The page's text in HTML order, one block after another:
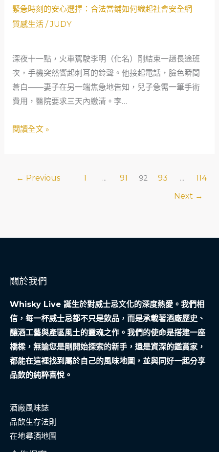
救
急
與
數
據
告
我
緊急時刻的安心選擇：合法當鋪如何織起社會安全網
質感生活/JUDY
深夜十一點，火車駕駛李明（化名）剛結束一趟長途班
次，手機突然響起刺耳的鈴聲。他接起電話，臉色瞬間
蒼白——妻子在另一端焦急地告知，兒子急需一筆手術
費用，醫院要求三天內繳清。李…
緊
急
的
安
心
選
合
全
網
閱讀全文 »
← Previous 1 ... 91 92 93 ...
114
Next →
關於我們
Whisky Live 誕生於對威士忌文化的深度熱愛。我們相
信，每一杯威士忌都不只是飲品，而是承載著酒廠歷史、
釀酒工藝與產區風土的靈魂之作。我們的使命是搭建一座
橋樑，無論您是剛開始探索的新手，還是資深的鑑賞家，
都能在這裡找到屬於自己的風味地圖，並與同好一起分享
品飲的純粹喜悅。
酒廠風味誌
品飲生存法則
在地尋酒地圖